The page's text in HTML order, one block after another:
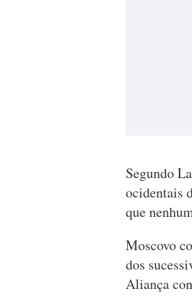
Segundo
ocidentais
que
Moscovo
dos
Aliança